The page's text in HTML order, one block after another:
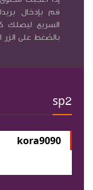
السريع ليصلك
بالضغط على الزر
sp2
kora9090